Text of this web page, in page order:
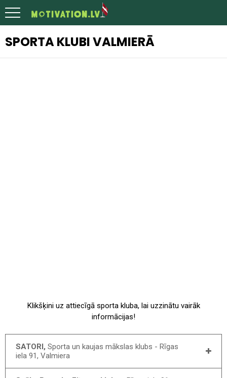
SPORTA KLUBI VALMIERĀ
Klikšķini uz attiecīgā sporta kluba, lai uzzinātu vairāk
informācijas!
SATORI, Sporta un kaujas mākslas klubs - Rīgas
iela 91, Valmiera